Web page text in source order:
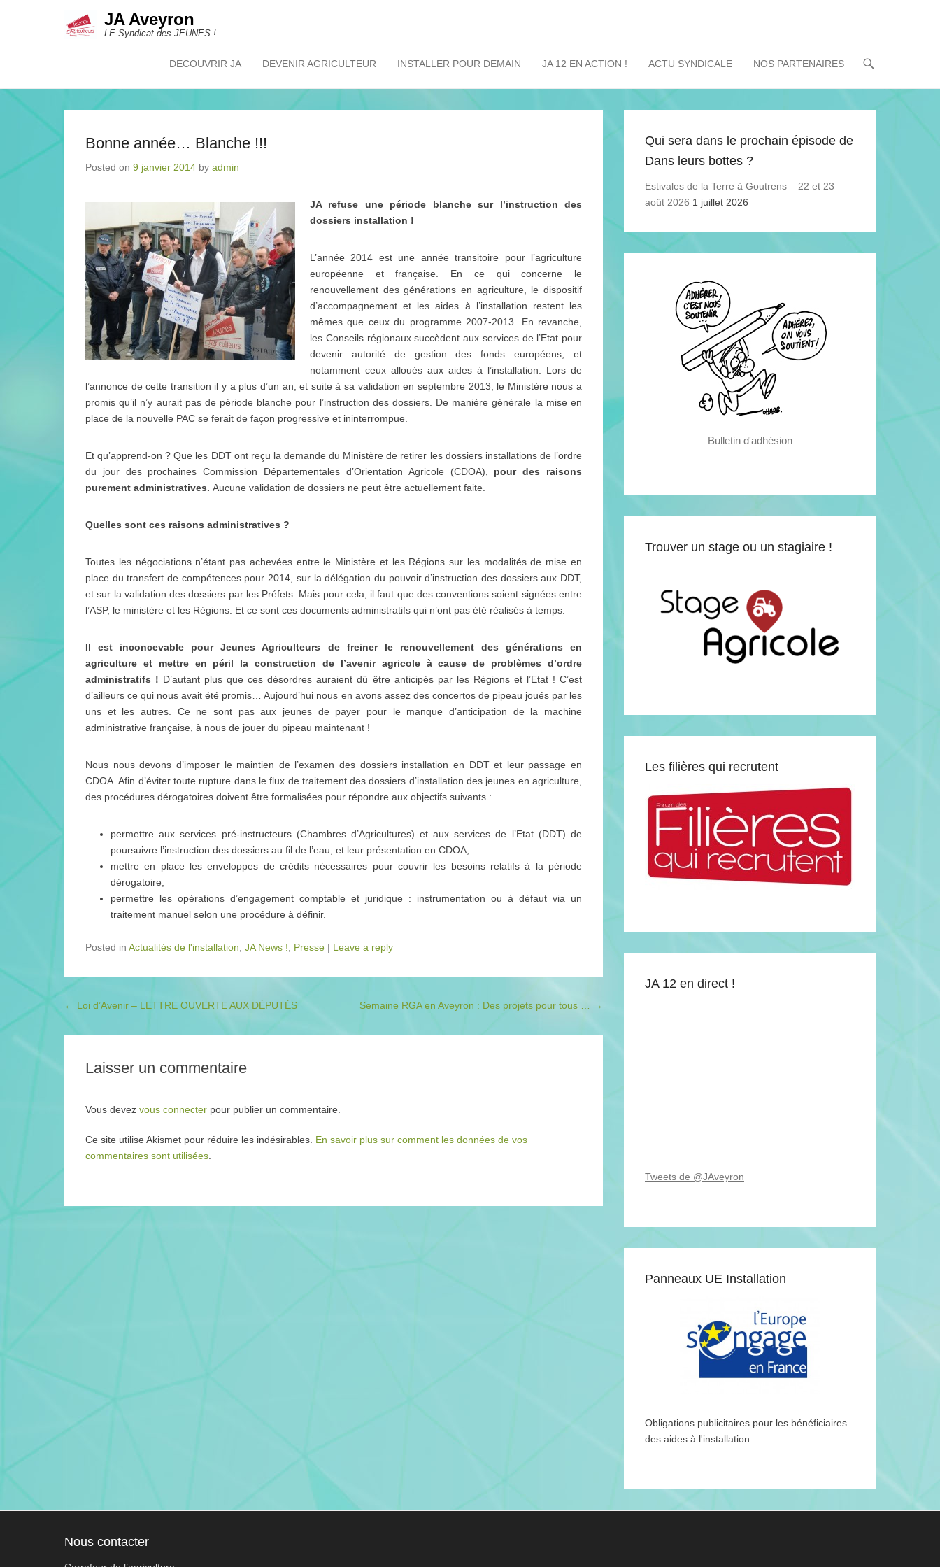
JA Aveyron
LE Syndicat des JEUNES !
Primary Menu
Skip to content
DECOUVRIR JA DEVENIR AGRICULTEUR INSTALLER POUR DEMAIN JA 12 EN ACTION ! ACTU SYNDICALE NOS PARTENAIRES
Bonne année… Blanche !!!
Posted on 9 janvier 2014 by admin
JA refuse une période blanche sur l’instruction des
dossiers installation !
L’année 2014 est une année transitoire pour l’agriculture
européenne et française. En ce qui concerne le
renouvellement des générations en agriculture, le dispositif
d’accompagnement et les aides à l’installation restent les
mêmes que ceux du programme 2007-2013. En revanche,
les Conseils régionaux succèdent aux services de l’Etat pour
devenir autorité de gestion des fonds européens, et
notamment ceux alloués aux aides à l’installation. Lors de
l’annonce de cette transition il y a plus d’un an, et suite à sa validation en septembre 2013, le Ministère nous a
promis qu’il n’y aurait pas de période blanche pour l’instruction des dossiers. De manière générale la mise en
place de la nouvelle PAC se ferait de façon progressive et ininterrompue.
Et qu’apprend-on ? Que les DDT ont reçu la demande du Ministère de retirer les dossiers installations de l’ordre
du jour des prochaines Commission Départementales d’Orientation Agricole (CDOA), pour des raisons
purement administratives. Aucune validation de dossiers ne peut être actuellement faite.
Quelles sont ces raisons administratives ?
Toutes les négociations n’étant pas achevées entre le Ministère et les Régions sur les modalités de mise en
place du transfert de compétences pour 2014, sur la délégation du pouvoir d’instruction des dossiers aux DDT,
et sur la validation des dossiers par les Préfets. Mais pour cela, il faut que des conventions soient signées entre
l’ASP, le ministère et les Régions. Et ce sont ces documents administratifs qui n’ont pas été réalisés à temps.
Il est inconcevable pour Jeunes Agriculteurs de freiner le renouvellement des générations en
agriculture et mettre en péril la construction de l’avenir agricole à cause de problèmes d’ordre
administratifs ! D’autant plus que ces désordres auraient dû être anticipés par les Régions et l’Etat ! C’est
d’ailleurs ce qui nous avait été promis… Aujourd’hui nous en avons assez des concertos de pipeau joués par les
uns et les autres. Ce ne sont pas aux jeunes de payer pour le manque d’anticipation de la machine
administrative française, à nous de jouer du pipeau maintenant !
Nous nous devons d’imposer le maintien de l’examen des dossiers installation en DDT et leur passage en
CDOA. Afin d’éviter toute rupture dans le flux de traitement des dossiers d’installation des jeunes en agriculture,
des procédures dérogatoires doivent être formalisées pour répondre aux objectifs suivants :
permettre aux services pré-instructeurs (Chambres d’Agricultures) et aux services de l’Etat (DDT) de
poursuivre l’instruction des dossiers au fil de l’eau, et leur présentation en CDOA,
mettre en place les enveloppes de crédits nécessaires pour couvrir les besoins relatifs à la période
dérogatoire,
permettre les opérations d’engagement comptable et juridique : instrumentation ou à défaut via un
traitement manuel selon une procédure à définir.
Posted in Actualités de l'installation JA News ! Presse | Leave a reply
Post navigation
← Loi d’Avenir – LETTRE OUVERTE AUX DÉPUTÉS Semaine RGA en Aveyron : Des projets pour tous … →
Laisser un commentaire
Vous devez vous connecter pour publier un commentaire.
Ce site utilise Akismet pour réduire les indésirables. En savoir plus sur comment les données de vos
commentaires sont utilisées
Qui sera dans le prochain épisode de
Dans leurs bottes ?
Estivales de la Terre à Goutrens – 22 et 23
août 2026 1 juillet 2026
Bulletin d'adhésion
Trouver un stage ou un stagiaire !
Les filières qui recrutent
JA 12 en direct !
Tweets de @JAveyron
Panneaux UE Installation
Obligations publicitaires pour les bénéficiaires
des aides à l'installation
Nous contacter